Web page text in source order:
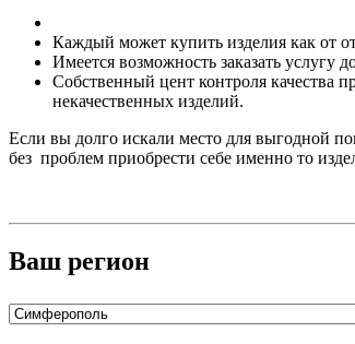
Каждый может купить изделия как от
Имеется возможность заказать услугу
Собственный цент контроля качества
некачественных изделий.
Если вы долго искали место для выгодной
без проблем приобрести себе именно то
Ваш регион